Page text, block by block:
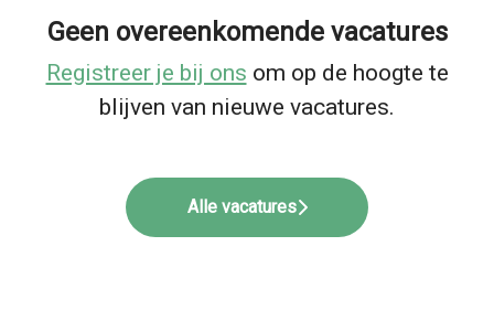
Geen overeenkomende vacatures
Registreer je bij ons om op de hoogte te
blijven van nieuwe vacatures.
Alle vacatures